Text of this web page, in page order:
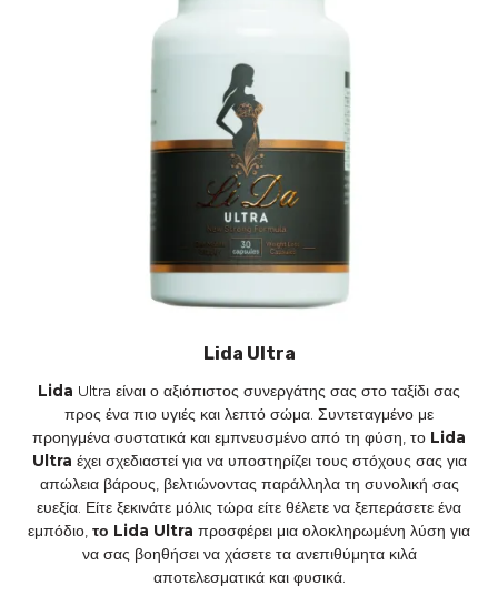
Lida Ultra
Lida Ultra είναι ο αξιόπιστος συνεργάτης σας στο ταξίδι σας
προς ένα πιο υγιές και λεπτό σώμα. Συντεταγμένο με
προηγμένα συστατικά και εμπνευσμένο από τη φύση, το Lida
Ultra έχει σχεδιαστεί για να υποστηρίζει τους στόχους σας για
απώλεια βάρους, βελτιώνοντας παράλληλα τη συνολική σας
ευεξία. Είτε ξεκινάτε μόλις τώρα είτε θέλετε να ξεπεράσετε ένα
εμπόδιο, το Lida Ultra προσφέρει μια ολοκληρωμένη λύση για
να σας βοηθήσει να χάσετε τα ανεπιθύμητα κιλά
αποτελεσματικά και φυσικά.